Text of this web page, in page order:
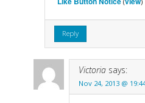
Reply
Victoria says:
Nov 24, 2013 @